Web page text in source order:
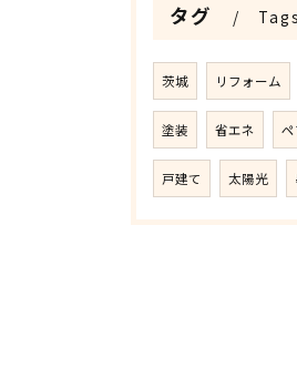
タグ Tags
茨城 リフォーム
塗装 省エネ
戸建て 太陽光